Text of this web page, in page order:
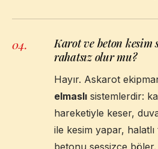
04.
Karot ve beton kesim
rahatsız olur mu?
Hayır. Askarot
elmaslı sistemlerdir:
hareketiyle keser,
ile kesim yapar, halatlı
betonu sessizce